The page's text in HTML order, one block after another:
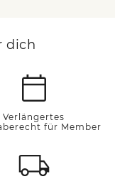
dich
Verlängertes
für Member